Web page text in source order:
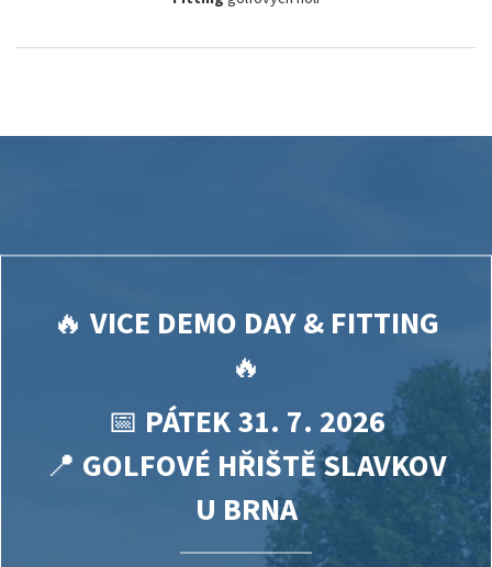
🔥 VICE DEMO DAY & FITTING
🔥
📅 PÁTEK 31. 7. 2026
📍 GOLFOVÉ HŘIŠTĚ SLAVKOV
U BRNA